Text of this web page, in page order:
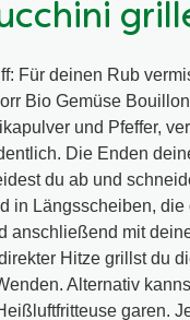
Für deinen Rub
Bio Gemüse
und Pfeffer,
Die Enden
du ab und
in Längsscheiben, die
anschließend mit
Hitze grillst du
Alternativ
garen.